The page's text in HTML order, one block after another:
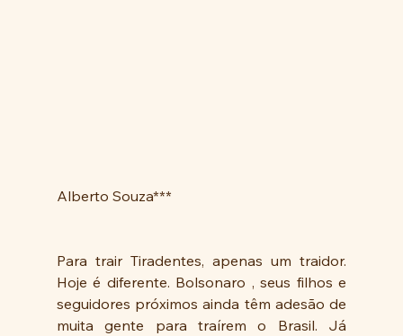
Alberto Souza***
Para trair Tiradentes, apenas um traidor.
Hoje é diferente. Bolsonaro , seus filhos e
seguidores próximos ainda têm adesão de
muita gente para traírem o Brasil. Já